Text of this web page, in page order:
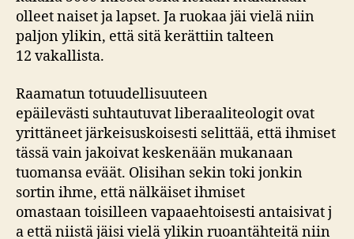
olleet naiset ja lapset. Ja ruokaa jäi vielä niin
paljon ylikin, että sitä kerättiin talteen
12 vakallista.
Raamatun totuudellisuuteen
epäilevästi suhtautuvat liberaaliteologit ovat
yrittäneet järkeisuskoisesti selittää, että ihmiset
tässä vain jakoivat keskenään mukanaan
tuomansa eväät. Olisihan sekin toki jonkin
sortin ihme, että nälkäiset ihmiset
omastaan toisilleen vapaaehtoisesti antaisivat j
a että niistä jäisi vielä ylikin ruoantähteitä niin